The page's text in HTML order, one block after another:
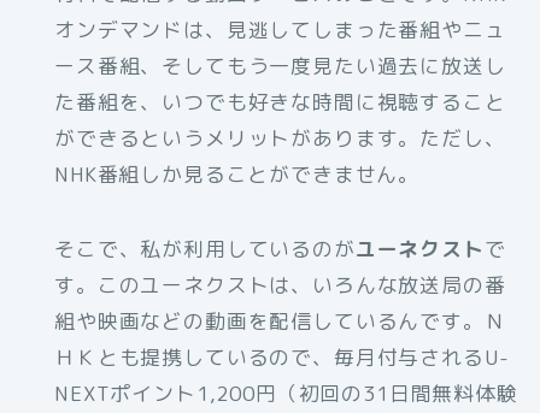
オンデマンドは、見逃してしまった番組やニュ
ース番組、そしてもう一度見たい過去に放送し
た番組を、いつでも好きな時間に視聴すること
ができるというメリットがあります。ただし、
NHK番組しか見ることができません。
そこで、私が利用しているのがユーネクストで
す。このユーネクストは、いろんな放送局の番
組や映画などの動画を配信しているんです。Ｎ
ＨＫとも提携しているので、毎月付与されるU-
NEXTポイント1,200円（初回の31日間無料体験